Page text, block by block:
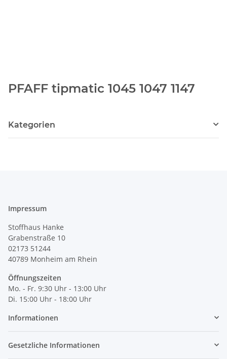
PFAFF tipmatic 1045 1047 1147
Kategorien
Impressum
Stoffhaus Hanke
Grabenstraße 10
02173 51244
40789 Monheim am Rhein
Öffnungszeiten
Mo. - Fr. 9:30 Uhr - 13:00 Uhr
Di. 15:00 Uhr - 18:00 Uhr
Informationen
Gesetzliche Informationen